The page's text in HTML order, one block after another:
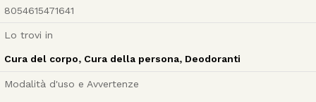
8054615471641
Lo trovi in
Cura del corpo, Cura della persona, Deodoranti
Modalità d'uso e Avvertenze